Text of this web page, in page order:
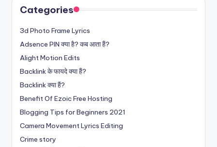
Categories
3d Photo Frame Lyrics
Adsence PIN क्या है? कब आता हैं?
Alight Motion Edits
Backlink के फायदे क्या हैं?
Backlink क्या हैं?
Benefit Of Ezoic Free Hosting
Blogging Tips for Beginners 2021
Camera Movement Lyrics Editing
Crime story